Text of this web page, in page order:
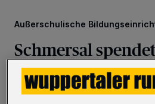
Außerschulische
Schmersal
Uni 125.000 Euro